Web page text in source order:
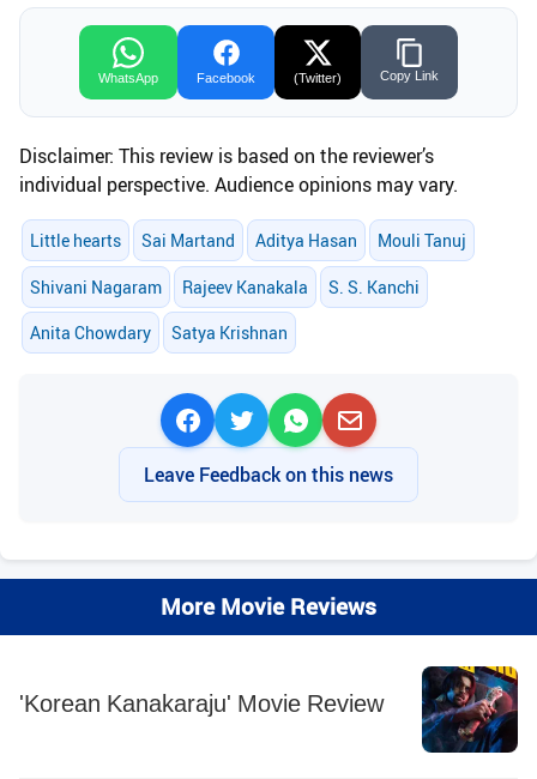
WhatsApp Facebook (Twitter) Copy Link
Disclaimer: This review is based on the reviewer’s
individual perspective. Audience opinions may vary.
Little hearts Sai Martand Aditya Hasan Mouli Tanuj
Shivani Nagaram Rajeev Kanakala S. S. Kanchi
Anita Chowdary Satya Krishnan
Leave Feedback on this news
More Movie Reviews
'Korean Kanakaraju' Movie Review